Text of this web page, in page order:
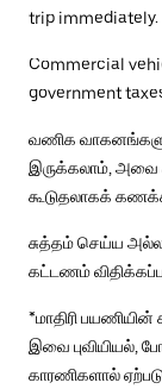
trip immediately.
Commercial
government
வணிக
இருக்கலாம்,
கூடுதலாகக்
சுத்தம் செய்ய
கட்டணம்
*மாதிரி
இவை புவியியல்,
காரணிகளால்